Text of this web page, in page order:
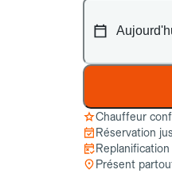
Chauffeur
Réservation
Présent